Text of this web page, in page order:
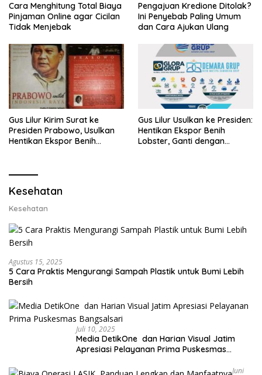
Cara Menghitung Total Biaya
Pinjaman Online agar Cicilan
Tidak Menjebak
Pengajuan Kredione Ditolak?
Ini Penyebab Paling Umum
dan Cara Ajukan Ulang
Gus Lilur Kirim Surat ke
Presiden Prabowo, Usulkan
Hentikan Ekspor Benih
Gus Lilur Usulkan ke Presiden:
Hentikan Ekspor Benih
Lobster, Ganti dengan
Kesehatan
Kesehatan
Agustus 15, 2025
5 Cara Praktis Mengurangi Sampah Plastik untuk Bumi Lebih
Bersih
Juli 10, 2025
Media DetikOne dan Harian Visual Jatim
Apresiasi Pelayanan Prima Puskesmas
Juni